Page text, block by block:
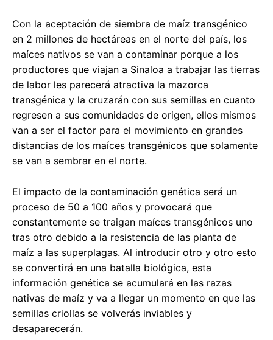
Con la aceptación de siembra de maíz transgénico
en 2 millones de hectáreas en el norte del país, los
maíces nativos se van a contaminar porque a los
productores que viajan a Sinaloa a trabajar las tierras
de labor les parecerá atractiva la mazorca
transgénica y la cruzarán con sus semillas en cuanto
regresen a sus comunidades de origen, ellos mismos
van a ser el factor para el movimiento en grandes
distancias de los maíces transgénicos que solamente
se van a sembrar en el norte.
El impacto de la contaminación genética será un
proceso de 50 a 100 años y provocará que
constantemente se traigan maíces transgénicos uno
tras otro debido a la resistencia de las planta de
maíz a las superplagas. Al introducir otro y otro esto
se convertirá en una batalla biológica, esta
información genética se acumulará en las razas
nativas de maíz y va a llegar un momento en que las
semillas criollas se volverás inviables y
desaparecerán.